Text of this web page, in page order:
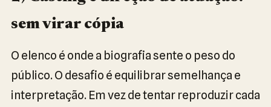
sem virar cópia
O elenco é onde a biografia sente o peso do
público. O desafio é equilibrar semelhança e
interpretação. Em vez de tentar reproduzir cada